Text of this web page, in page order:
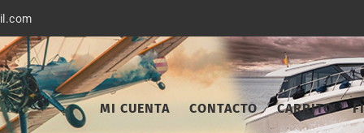
MI CUENTA CONTACTO CARRITO